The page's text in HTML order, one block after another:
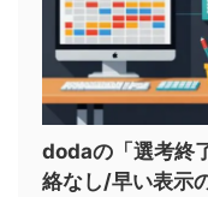
dodaの「選考終
絡なし/早い表示